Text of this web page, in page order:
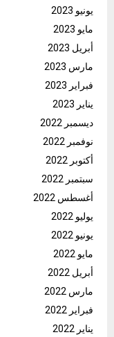
يونيو 2023
مايو 2023
أبريل 2023
مارس 2023
فبراير 2023
يناير 2023
ديسمبر 2022
نوفمبر 2022
أكتوبر 2022
سبتمبر 2022
أغسطس 2022
يوليو 2022
يونيو 2022
مايو 2022
أبريل 2022
مارس 2022
فبراير 2022
يناير 2022